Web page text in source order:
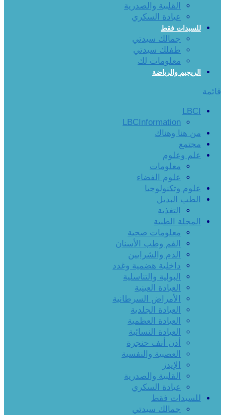
القلبية والصدرية
عيادة السكري
للسيدات فقط
جمالك سيدتي
طفلك سيدتي
معلومات لك
الريجيم والرياضة
قائمة
LBCI
LBCInformation
من هنا وهناك
مجتمع
علم وعلوم
معلومات
علوم الفضاء
علوم وتكنولوجيا
الطب البديل
التغذية
المجلة الطبية
معلومات صحية
الفم وطب الأسنان
الدم والشرايين
داخلية هضمية وغدد
البولية والتناسلية
العيادة العينية
الأمراض السرطانية
العيادة الجلدية
العيادة العظمية
العيادة النسائية
أذن أنف حنجرة
العصبية والنفسية
الإيدز
القلبية والصدرية
عيادة السكري
للسيدات فقط
جمالك سيدتي